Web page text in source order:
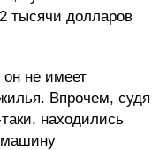
тысячи долларов
он не имеет
Впрочем, судя
находились
машину